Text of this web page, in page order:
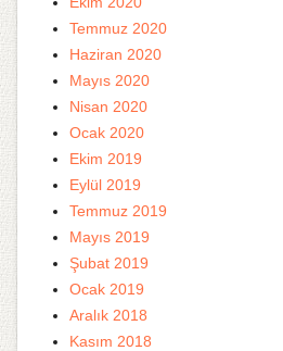
Temmuz 2020
Haziran 2020
Mayıs 2020
Nisan 2020
Ocak 2020
Ekim 2019
Eylül 2019
Temmuz 2019
Mayıs 2019
Şubat 2019
Ocak 2019
Aralık 2018
Kasım 2018